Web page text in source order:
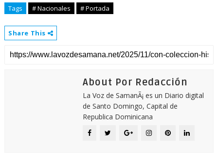
Tags # Nacionales # Portada
Share This
About Por Redacción
La Voz de SamanÃ¡ es un Diario digital
de Santo Domingo, Capital de
Republica Dominicana